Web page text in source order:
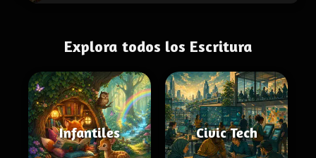
Explora todos los Escritura
Infantiles Civic Tech